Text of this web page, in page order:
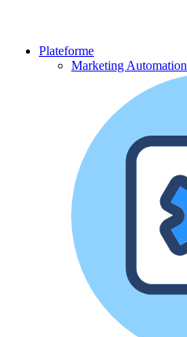
Plateforme
Marketing Automation